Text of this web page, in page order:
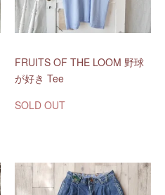
FRUITS OF THE LOOM 野球
が好き Tee
SOLD OUT